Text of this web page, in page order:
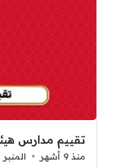
تقييم مدارس هيئة
منذ 9 أشهر